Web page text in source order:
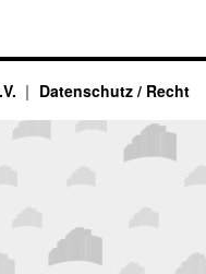
Datenschutz / Recht